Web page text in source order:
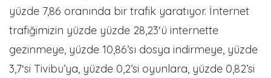
yüzde 7,86 oranında bir trafik yaratıyor. İnternet
trafiğimizin yüzde yüzde 28,23′ü internette
gezinmeye, yüzde 10,86’sı dosya indirmeye, yüzde
3,7′si Tivibu’ya, yüzde 0,2’si oyunlara, yüzde 0,82’si